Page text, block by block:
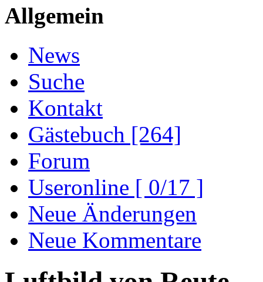
Allgemein
News
Suche
Kontakt
Gästebuch [264]
Forum
Useronline [ 0/17 ]
Neue Änderungen
Neue Kommentare